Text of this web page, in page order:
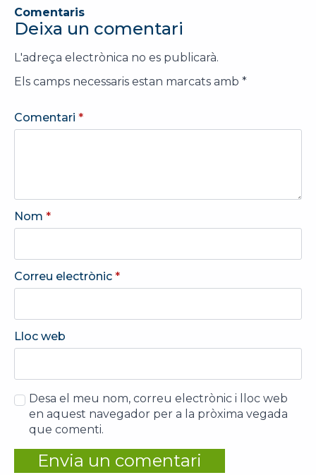
Comentaris
Deixa un comentari
L'adreça electrònica no es publicarà.
Els camps necessaris estan marcats amb *
Comentari *
Nom *
Correu electrònic *
Lloc web
Desa el meu nom, correu electrònic i lloc web
en aquest navegador per a la pròxima vegada
que comenti.